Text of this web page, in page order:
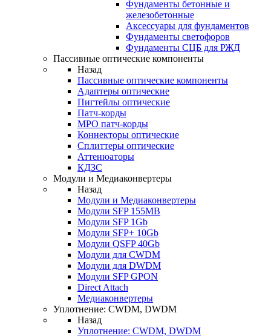
Фундаменты бетонные и
железобетонные
Аксессуары для фундаментов
Фундаменты светофоров
Фундаменты СЦБ для РЖД
Пассивные оптические компоненты
Назад
Пассивные оптические компоненты
Адаптеры оптические
Пигтейлы оптические
Патч-корды
MPO патч-корды
Коннекторы оптические
Сплиттеры оптические
Аттенюаторы
КДЗС
Модули и Медиаконвертеры
Назад
Модули и Медиаконвертеры
Модули SFP 155MB
Модули SFP 1Gb
Модули SFP+ 10Gb
Модули QSFP 40Gb
Модули для CWDM
Модули для DWDM
Модули SFP GPON
Direct Attach
Медиаконвертеры
Уплотнение: CWDM, DWDM
Назад
Уплотнение: CWDM, DWDM